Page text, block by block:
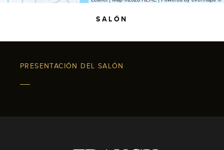
SALÓN
PRESENTACIÓN DEL SALÓN